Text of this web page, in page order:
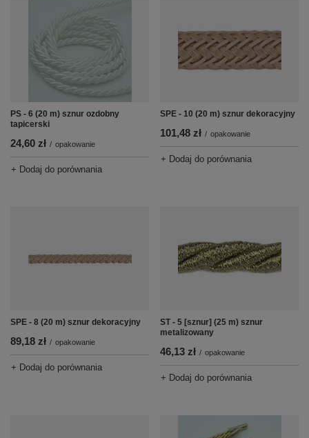
PS - 6 (20 m) sznur ozdobny
tapicerski
24,60 zł / opakowanie
+ Dodaj do porównania
SPE - 10 (20 m) sznur dekoracyjny
101,48 zł / opakowanie
+ Dodaj do porównania
SPE - 8 (20 m) sznur dekoracyjny
89,18 zł / opakowanie
+ Dodaj do porównania
ST - 5 [sznur] (25 m) sznur
metalizowany
46,13 zł / opakowanie
+ Dodaj do porównania